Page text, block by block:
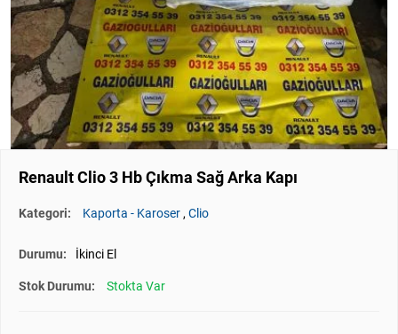
Renault Clio 3 Hb Çıkma Sağ Arka Kapı
Kategori: Kaporta - Karoser,Clio
Durumu: İkinci El
Stok Durumu: Stokta Var